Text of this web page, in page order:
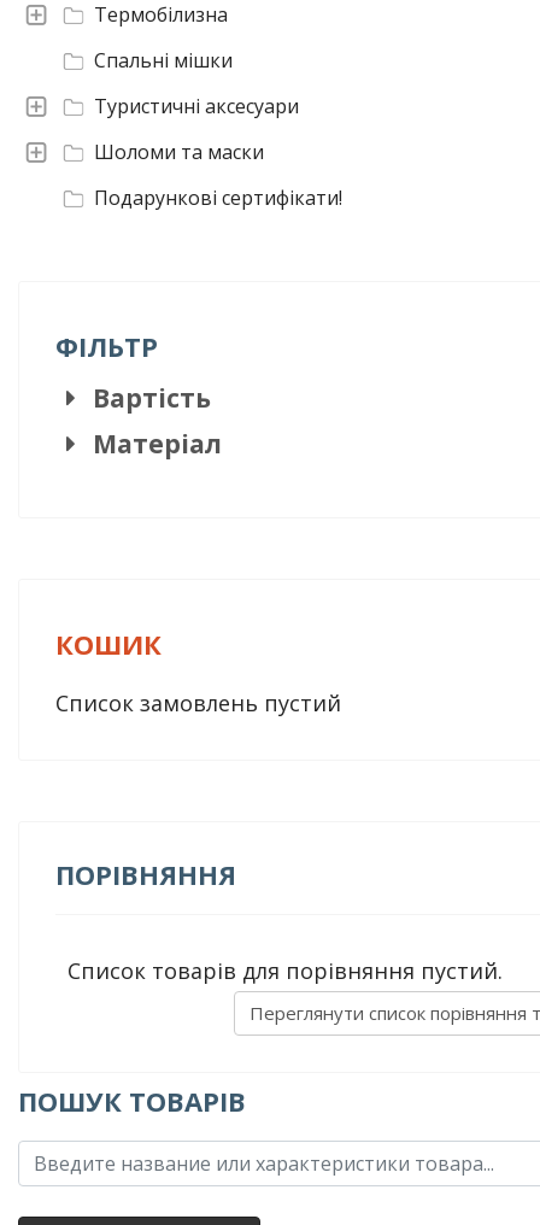
Подарункові сертифікати!
Шоломи та маски
Туристичні аксесуари
Спальні мішки
Термобілизна
ФІЛЬТР
Вартість
Матеріал
КОШИК
Список замовлень пустий
ПОРІВНЯННЯ
Список товарів для порівняння пустий.
Переглянути список порівняння
ПОШУК ТОВАРІВ